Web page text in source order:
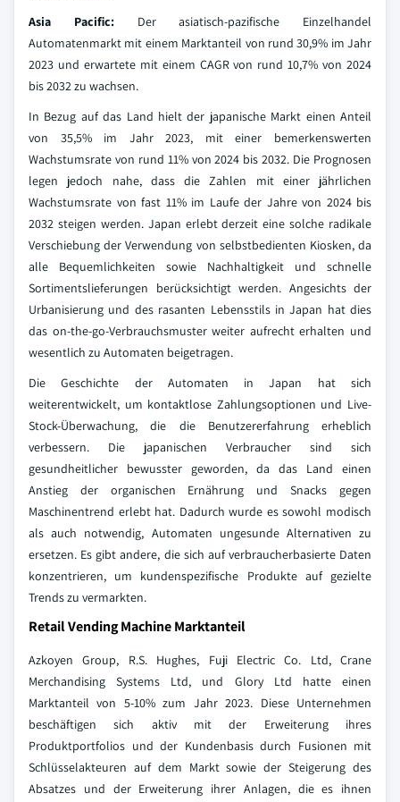
Asia Pacific:Der asiatisch-pazifische Einzelhandel
Automatenmarkt mit einem Marktanteil von rund 30,9% im Jahr
2023 und erwartete mit einem CAGR von rund 10,7% von 2024
bis 2032 zu wachsen.
In Bezug auf das Land hielt der japanische Markt einen Anteil
von 35,5% im Jahr 2023, mit einer bemerkenswerten
Wachstumsrate von rund 11% von 2024 bis 2032. Die Prognosen
legen jedoch nahe, dass die Zahlen mit einer jährlichen
Wachstumsrate von fast 11% im Laufe der Jahre von 2024 bis
2032 steigen werden. Japan erlebt derzeit eine solche radikale
Verschiebung der Verwendung von selbstbedienten Kiosken, da
alle Bequemlichkeiten sowie Nachhaltigkeit und schnelle
Sortimentslieferungen berücksichtigt werden. Angesichts der
Urbanisierung und des rasanten Lebensstils in Japan hat dies
das on-the-go-Verbrauchsmuster weiter aufrecht erhalten und
wesentlich zu Automaten beigetragen.
Die Geschichte der Automaten in Japan hat sich
weiterentwickelt, um kontaktlose Zahlungsoptionen und Live-
Stock-Überwachung, die die Benutzererfahrung erheblich
verbessern. Die japanischen Verbraucher sind sich
gesundheitlicher bewusster geworden, da das Land einen
Anstieg der organischen Ernährung und Snacks gegen
Maschinentrend erlebt hat. Dadurch wurde es sowohl modisch
als auch notwendig, Automaten ungesunde Alternativen zu
ersetzen. Es gibt andere, die sich auf verbraucherbasierte Daten
konzentrieren, um kundenspezifische Produkte auf gezielte
Trends zu vermarkten.
Retail Vending Machine Marktanteil
Azkoyen Group, R.S. Hughes, Fuji Electric Co. Ltd, Crane
Merchandising Systems Ltd, und Glory Ltd hatte einen
Marktanteil von 5-10% zum Jahr 2023. Diese Unternehmen
beschäftigen sich aktiv mit der Erweiterung ihres
Produktportfolios und der Kundenbasis durch Fusionen mit
Schlüsselakteuren auf dem Markt sowie der Steigerung des
Absatzes und der Erweiterung ihrer Anlagen, die es ihnen